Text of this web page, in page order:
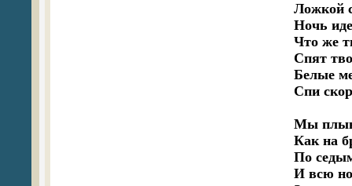
Ложкой
Ночь
Что же
Спят
Белые
Спи
Мы
Как на
По
И всю